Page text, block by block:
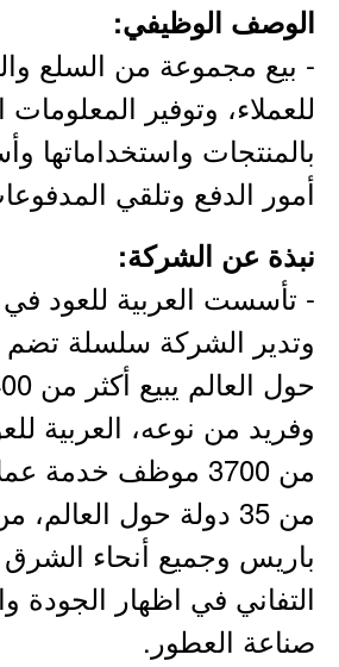
الوصف الوظيفي:
- بيع مجموعة من السلع
للعملاء، وتوفير المعلومات
بالمنتجات واستخداماتها
أمور الدفع وتلقي
نبذة عن الشركة:
وفريد من نوعه، العربية
من 3700 موظف خدمة
من 35 دولة حول
باريس وجميع أنحاء
التفاني في اظهار الجودة
صناعة العطور.